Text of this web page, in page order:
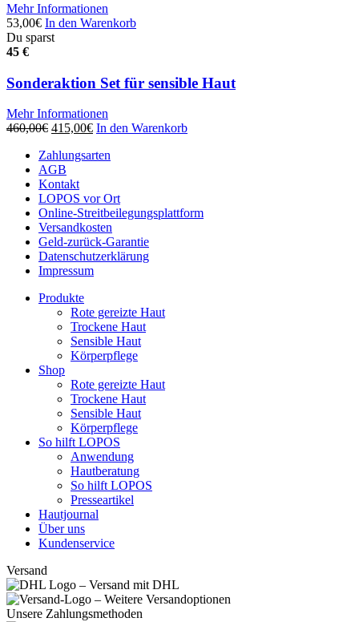
Mehr Informationen
53,00€ In den Warenkorb
Du sparst
45 €
Sonderaktion Set für sensible Haut
Mehr Informationen
460,00€ Ursprünglicher
war:
460,00€
415,00€Aktueller
ist:
In den Warenkorb
Zahlungsarten
AGB
Kontakt
LOPOS vor Ort
Online-Streitbeilegungsplattform
Versandkosten
Geld-zurück-Garantie
Datenschutzerklärung
Impressum
Produkte
Rote gereizte Haut
Trockene Haut
Sensible Haut
Körperpflege
Shop
Rote gereizte Haut
Trockene Haut
Sensible Haut
Körperpflege
So hilft LOPOS
Anwendung
Hautberatung
So hilft LOPOS
Presseartikel
Hautjournal
Über uns
Kundenservice
Versand
Unsere Zahlungsmethoden